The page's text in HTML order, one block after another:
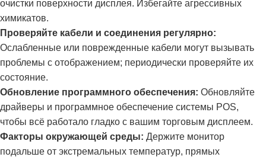
очистки поверхности дисплея. Избегайте агрессивных
химикатов.
Проверяйте кабели и соединения регулярно:
Ослабленные или поврежденные кабели могут вызывать
проблемы с отображением; периодически проверяйте их
состояние.
Обновление программного обеспечения: Обновляйте
драйверы и программное обеспечение системы POS,
чтобы всё работало гладко с вашим торговым дисплеем.
Факторы окружающей среды: Держите монитор
подальше от экстремальных температур, прямых